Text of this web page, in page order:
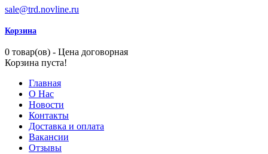
sale@trd.novline.ru
Корзина
0 товар(ов) - Цена договорная
Корзина пуста!
Главная
О Нас
Новости
Контакты
Доставка и оплата
Вакансии
Отзывы